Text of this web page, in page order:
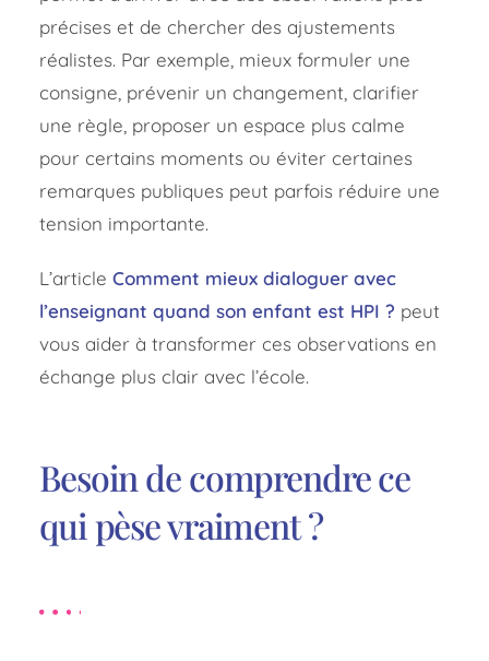
précises et de chercher des ajustements
réalistes. Par exemple, mieux formuler une
consigne, prévenir un changement, clarifier
une règle, proposer un espace plus calme
pour certains moments ou éviter certaines
remarques publiques peut parfois réduire une
tension importante.
L’articleComment mieux dialoguer avec
l’enseignant quand son enfant est HPI ? peut
vous aider à transformer ces observations en
échange plus clair avec l’école.
Besoin de comprendre ce
qui pèse vraiment ?